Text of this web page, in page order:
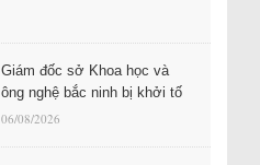
Giám đốc sở Khoa học và
ông nghệ bắc ninh bị khởi tố
06/08/2026